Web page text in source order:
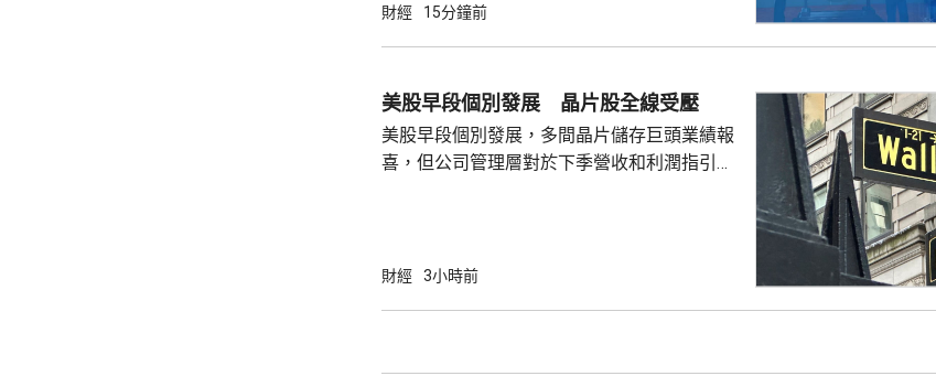
財經 15分鐘前
美股早段個別發展 晶片股全線受壓
美股早段個別發展，多間晶片儲存巨頭業績報
喜，但公司管理層對於下季營收和利潤指引未
指數最新報54315點，跌33點； 標準普爾500
財經 3小時前